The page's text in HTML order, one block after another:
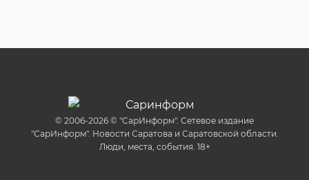
© 2006-2026 © "СарИнформ". Сетевое издание
"СарИнформ". Новости Саратова и Саратовской области.
Люди, места, события. 18+